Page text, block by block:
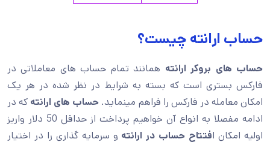
حساب ارانته چیست؟
حساب های بروکر ارانته همانند تمام حساب های معاملاتی در
فارکس بستری است که بسته به شرایط در نظر شده در هر یک
امکان معامله در فارکس را فراهم مینماید. حساب های ارانته که در
ادامه مفصلا به انواع آن خواهیم پرداخت از حداقل 50 دلار واریز
اولیه امکان افتتاح حساب در ارانته و سرمایه گذاری را در اختیار